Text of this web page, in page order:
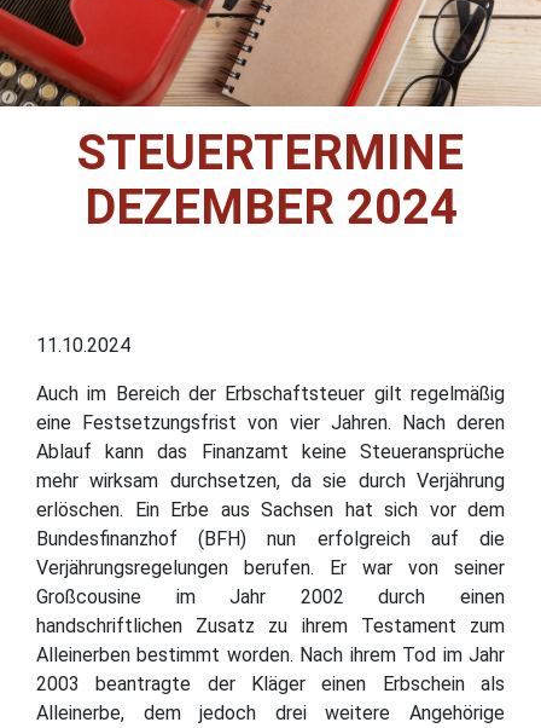
STEUERTERMINE
DEZEMBER 2024
11.10.2024
Auch im Bereich der Erbschaftsteuer gilt regelmäßig
eine Festsetzungsfrist von vier Jahren. Nach deren
Ablauf kann das Finanzamt keine Steueransprüche
mehr wirksam durchsetzen, da sie durch Verjährung
erlöschen. Ein Erbe aus Sachsen hat sich vor dem
Bundesfinanzhof (BFH) nun erfolgreich auf die
Verjährungsregelungen berufen. Er war von seiner
Großcousine im Jahr 2002 durch einen
handschriftlichen Zusatz zu ihrem Testament zum
Alleinerben bestimmt worden. Nach ihrem Tod im Jahr
2003 beantragte der Kläger einen Erbschein als
Alleinerbe, dem jedoch drei weitere Angehörige